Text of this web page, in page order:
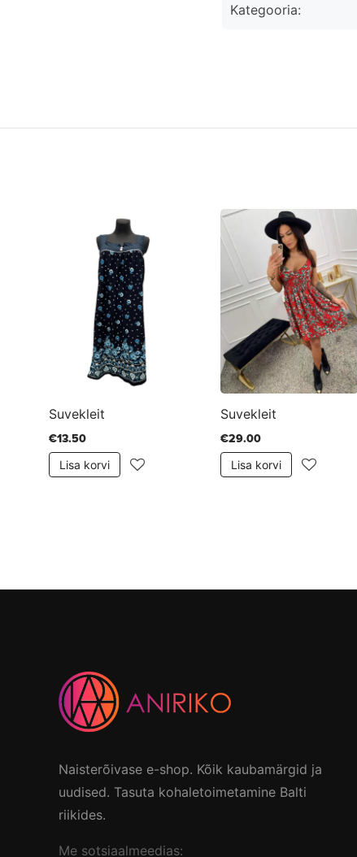
Kategooria:
Suvekleit
€13.50
Lisa korvi
Suvekleit
€29.00
Lisa korvi
Naisterõivase e-shop. Kõik kaubamärgid ja
uudised. Tasuta kohaletoimetamine Balti
riikides.
Me sotsiaalmeedias: